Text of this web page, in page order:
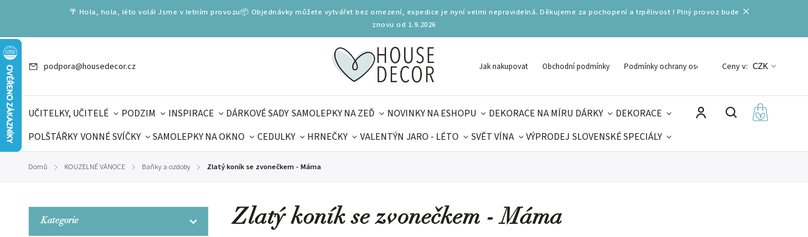
🌴 Hola, hola, léto volá! Jsme v letním provozu📦 Objednávky můžete vytvářet bez omezení, expedice je nyní velmi nepravidelná. Děkujeme za pochopení a trpělivost ! Plný provoz bude
znovu od 1.9.2026
podpora@housedecor.cz Jak nakupovat Obchodní podmínky Podmínky ochrany osobních údajů
Ceny v: CZK
UČITELKY, UČITELÉ PODZIM INSPIRACE DÁRKOVÉ SADY SAMOLEPKY NA ZEĎ NOVINKY NA ESHOPU DEKORACE NA MÍRU DÁRKY
DEKORACE
POLŠTÁŘKY VONNÉ SVÍČKY SAMOLEPKY NA OKNO CEDULKY HRNEČKY VALENTÝN JARO - LÉTO SVĚT VÍNA VÝPRODEJ SLOVENSKÉ SPECIÁLY
DÁRKOVÉ VOUCHERY
PRO DĚTI
Domů / KOUZELNÉ VÁNOCE / Baňky a ozdoby / Zlatý koník se zvonečkem - Máma
Kategorie Zlatý koník se zvonečkem - Máma